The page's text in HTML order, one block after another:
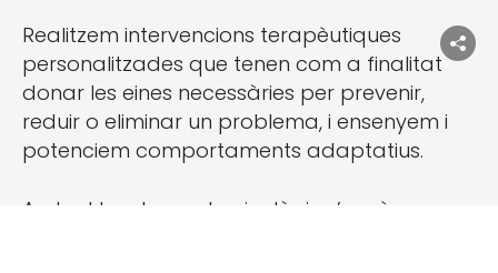
Realitzem intervencions terapèutiques
personalitzades que tenen com a finalitat
donar les eines necessàries per prevenir,
reduir o eliminar un problema, i ensenyem i
potenciem comportaments adaptatius.
Amb el tractament psicològic s’aprèn a